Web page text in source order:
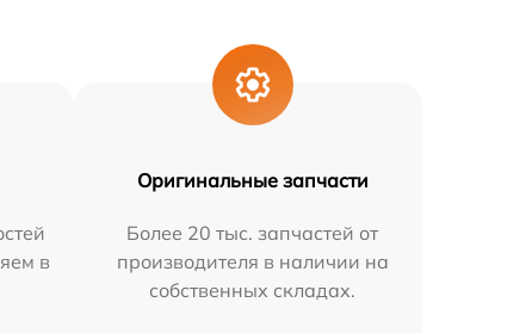
в
Оригинальные запчасти
Более 20 тыс. запчастей от
производителя в наличии на
собственных складах.